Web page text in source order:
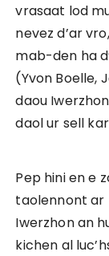
vrasaat lod
nevez d’ar
mab-den ha
(Yvon Boelle,
daou
daol ur sell
Pep hini en e
taolennont ar
Iwerzhon an
kichen al